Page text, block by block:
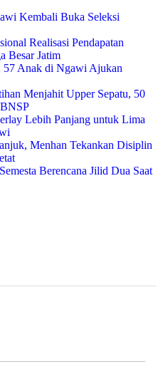
Kembali Buka Seleksi
Realisasi Pendapatan
Besar Jatim
57 Anak di Ngawi Ajukan
Menjahit Upper Sepatu, 50
Lebih Panjang untuk Lima
Menhan Tekankan Disiplin
Berencana Jilid Dua Saat